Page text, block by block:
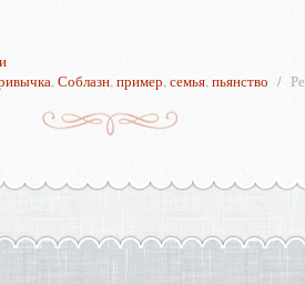
,Соблазн,пример,семья,пьянство